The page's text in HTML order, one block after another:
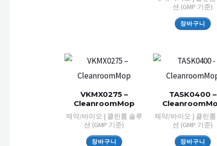
션 (GMP 기준)
장바구니
VKMX0275 –
CleanroomMop
제약/바이오 | 클린룸 솔루
션 (GMP 기준)
장바구니
TASK0400 –
제약/바이오 | 클린룸
션 (GMP 기준)
장바구니